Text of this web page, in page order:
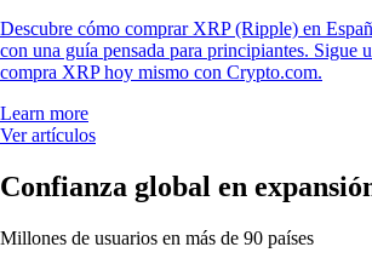
Descubre cómo comprar XRP (Ripple) en
con una guía pensada para principiantes. Sigue
compra XRP hoy mismo con Crypto.com.
Learn more
Ver artículos
Confianza global en
Millones de usuarios en más de 90 países